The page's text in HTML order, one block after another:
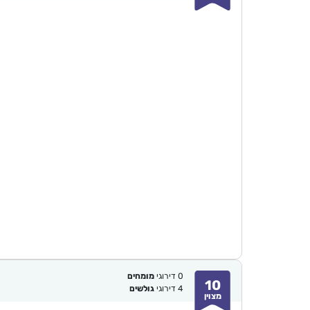
10
מצוין
0 דירוגימומחים
4 דירוגיגולשים